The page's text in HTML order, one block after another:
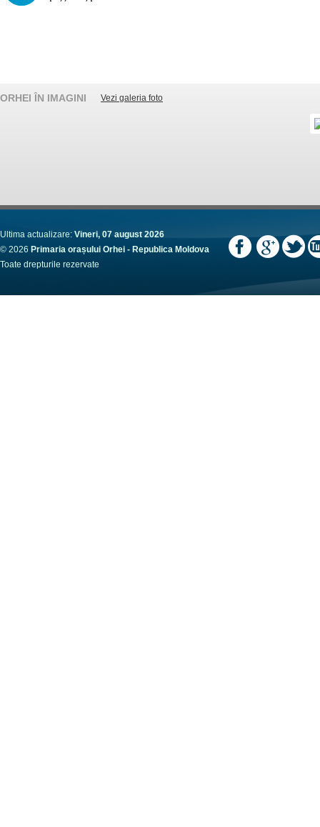
ORHEI ÎN IMAGINI Vezi galeria foto
Ultima actualizare: Vineri, 07 august 2026
© 2026 Primaria orașului Orhei - Republica Moldova
Toate drepturile rezervate